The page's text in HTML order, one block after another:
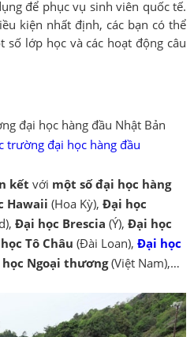
để phục vụ sinh viên quốc tế.
kiện nhất định, các bạn có thể
lớp học và các hoạt động câu
đại học hàng đầu Nhật Bản
trường đại học hàng đầu
kết với một số đại học hàng
Hawaii (Hoa Kỳ), Đại học
Đại học Brescia (Ý), Đại học
Tô Châu (Đài Loan), Đại học
Ngoại thương(Việt Nam),…